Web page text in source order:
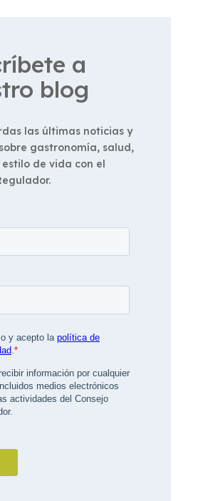
a
blog
las últimas noticias y
gastronomía, salud,
de vida con el